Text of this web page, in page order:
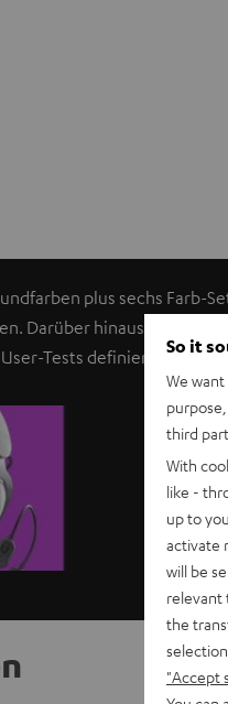
plus sechs Farb-
Darüber hinaus kannst
Tests definiert und
So it
We
third
With
like -
up to
activate
will be
relevant
the
"Accept